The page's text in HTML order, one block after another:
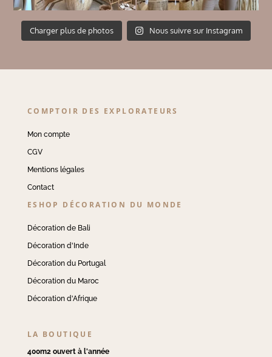
Charger plus de photos Nous suivre sur Instagram
COMPTOIR DES EXPLORATEURS
Mon compte
CGV
Mentions légales
Contact
ESHOP DÉCORATION DU MONDE
Décoration de Bali
Décoration d'Inde
Décoration du Portugal
Décoration du Maroc
Décoration d'Afrique
LA BOUTIQUE
400m2 ouvert à l'année